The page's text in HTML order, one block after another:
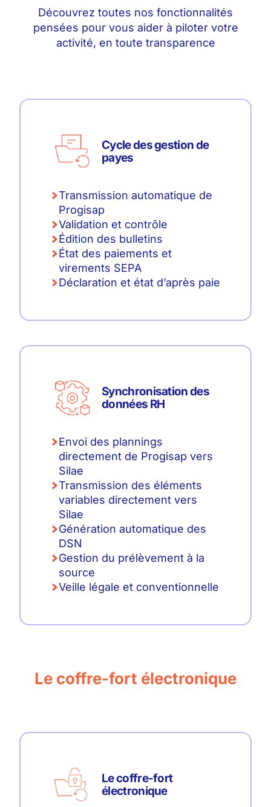
Découvrez toutes nos fonctionnalités
pensées pour vous aider à piloter votre
activité, en toute transparence
Cycle des gestion de
payes
Transmission automatique de
Progisap
Validation et contrôle
Édition des bulletins
État des paiements et
virements SEPA
Déclaration et état d’après paie
Synchronisation des
données RH
Envoi des plannings
directement de Progisap vers
Silae
Transmission des éléments
variables directement vers
Silae
Génération automatique des
DSN
Gestion du prélèvement à la
source
Veille légale et conventionnelle
Le coffre-fort électronique
Le coffre-fort
électronique